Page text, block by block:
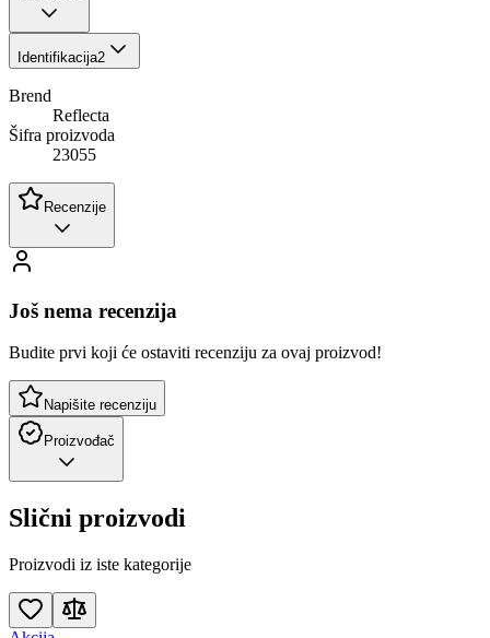
Identifikacija2
Brend
Reflecta
Šifra proizvoda
23055
Recenzije
Još nema recenzija
Budite prvi koji će ostaviti recenziju za ovaj proizvod!
Napišite recenziju
Proizvođač
Slični proizvodi
Proizvodi iz iste kategorije